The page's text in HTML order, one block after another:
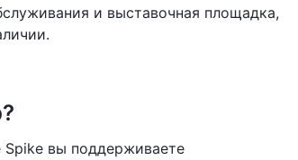
и выставочная площадка,
Spike вы поддерживаете